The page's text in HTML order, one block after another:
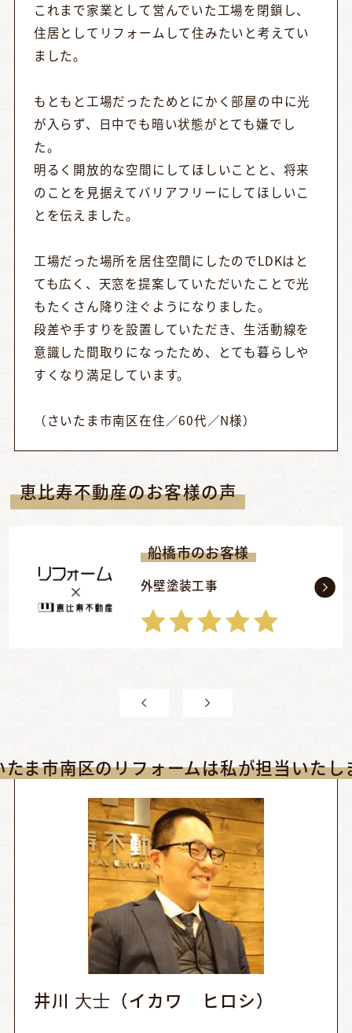
これまで家業として営んでいた工場を閉鎖し、
住居としてリフォームして住みたいと考えてい
ました。
もともと工場だったためとにかく部屋の中に光
が入らず、日中でも暗い状態がとても嫌でし
た。
明るく開放的な空間にしてほしいことと、将来
のことを見据えてバリアフリーにしてほしいこ
とを伝えました。
工場だった場所を居住空間にしたのでLDKはと
ても広く、天窓を提案していただいたことで光
もたくさん降り注ぐようになりました。
段差や手すりを設置していただき、生活動線を
意識した間取りになったため、とても暮らしや
すくなり満足しています。
（さいたま市南区在住／60代／N様）
恵比寿不動産のお客様の声
船橋市のお客様
外壁塗装工事
たま市南区のリフォームは私が担当いたし
井川 ⼤⼠（イカワ ヒロシ）